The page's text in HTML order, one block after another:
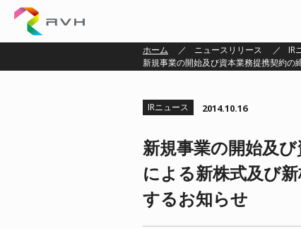
ホーム ニュースリリース
IR
新規事業の開始及び資本業務提携契約の
IRニュース 2014.10.16
新規事業の開始及
による新株式及び
するお知らせ